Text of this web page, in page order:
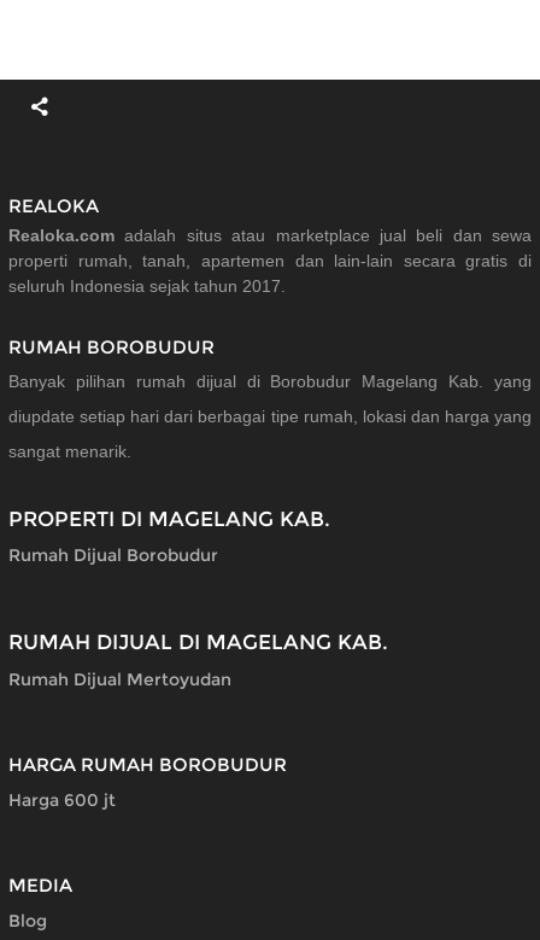
REALOKA
Realoka.com adalah situs atau marketplace jual beli dan sewa
properti rumah, tanah, apartemen dan lain-lain secara gratis di
seluruh Indonesia sejak tahun 2017.
RUMAH BOROBUDUR
Banyak pilihan rumah dijual di Borobudur Magelang Kab. yang
diupdate setiap hari dari berbagai tipe rumah, lokasi dan harga yang
sangat menarik.
PROPERTI DI MAGELANG KAB.
Rumah Dijual Borobudur
RUMAH DIJUAL DI MAGELANG KAB.
Rumah Dijual Mertoyudan
HARGA RUMAH BOROBUDUR
Harga 600 jt
MEDIA
Blog